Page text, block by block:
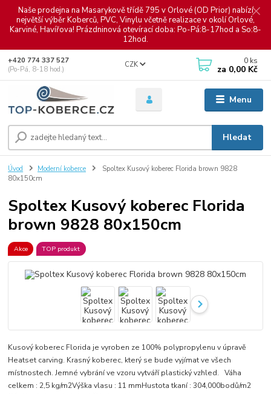
Naše prodejna na Masarykově třídě 795 v Orlové (OD Prior) nabízí
největší výběr Koberců, PVC, Vinylu včetně realizace v okolí Orlové,
Karviné, Havířova! Prázdninová otevírací doba: Po-Pá:8-17hod a So:8-
12hod.
Menu
CZK
Hledat
+420 774 337 527
(Po-Pá, 8-18 hod.)
0 ks
za 0,00 Kč
Úvod Moderní koberce
Spoltex Kusový koberec Florida brown 9828
80x150cm
Spoltex Kusový koberec Florida
brown 9828 80x150cm
Akce TOP produkt
Kusový koberec Florida je vyroben ze 100% polypropylenu v úpravě
Heatset carving. Krasný koberec, který se bude vyjímat ve všech
místnostech. Jemné vybrání ve vzoru vytváří plastický vzhled. Váha
celkem : 2,5 kg/m2Výška vlasu : 11 mmHustota tkaní : 304,000bodů/m2